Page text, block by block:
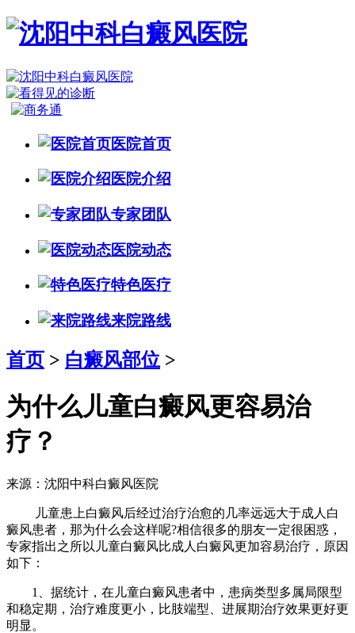
医院首页
医院介绍
专家团队
医院动态
特色医疗
来院路线
首页 > 白癜风部位 >
为什么儿童白癜风更容易治
疗？
来源：沈阳中科白癜风医院
儿童患上白癜风后经过治疗治愈的几率远远大于成人白
癜风患者，那为什么会这样呢?相信很多的朋友一定很困惑，
专家指出之所以儿童白癜风比成人白癜风更加容易治疗，原因
如下：
1、据统计，在儿童白癜风患者中，患病类型多属局限型
和稳定期，治疗难度更小，比肢端型、进展期治疗效果更好更
明显。